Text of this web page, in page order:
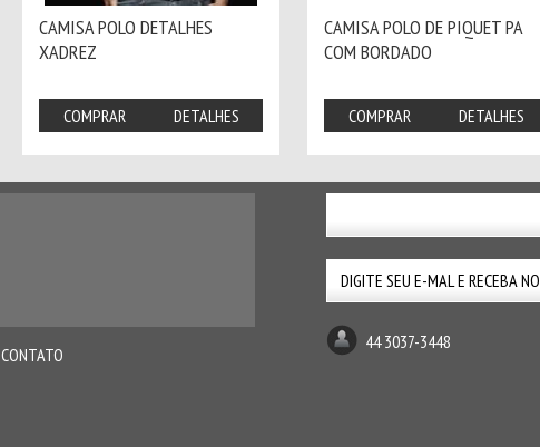
CAMISA POLO DETALHES
XADREZ
COMPRAR DETALHES
CAMISA POLO DE PIQUET PA
COM BORDADO
COMPRAR DETALHES
44 3037-3448
CONTATO